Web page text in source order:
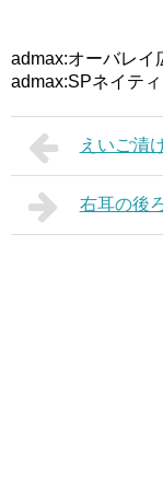
admax:オーバレイ
admax:SPネイテ
えいご漬
右耳の後